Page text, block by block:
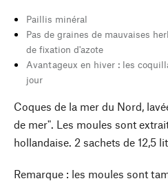
Paillis minéral
Pas de graines de mauvaises
de fixation d'azote
Avantageux en hiver : les
jour
Coques de la mer du Nord,
de mer". Les moules sont
hollandaise. 2 sachets de 12,5
Remarque : les moules sont